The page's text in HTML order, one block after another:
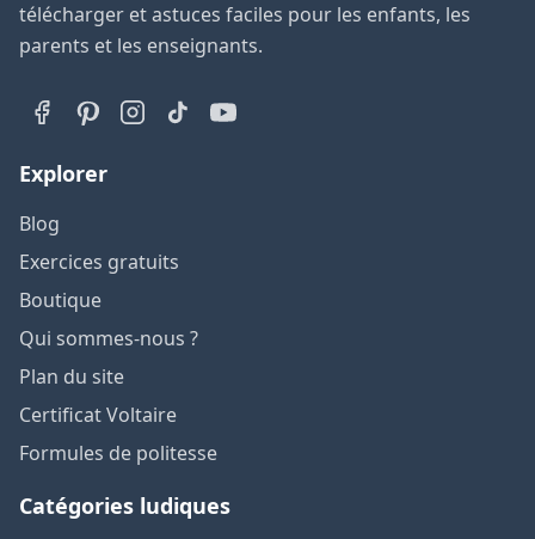
télécharger et astuces faciles pour les enfants, les
parents et les enseignants.
Explorer
Blog
Exercices gratuits
Boutique
Qui sommes-nous ?
Plan du site
Certificat Voltaire
Formules de politesse
Catégories ludiques